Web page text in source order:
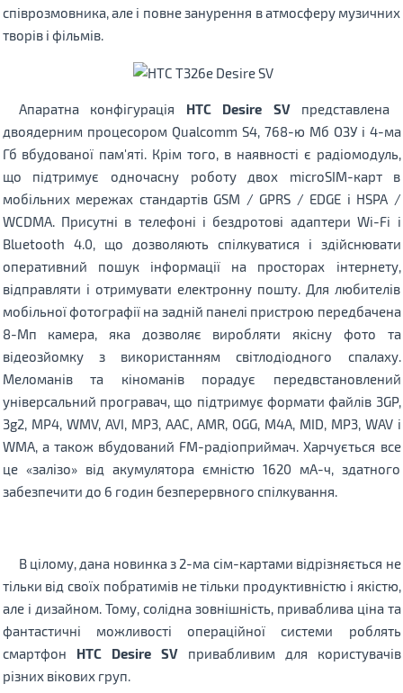
співрозмовника, але і повне занурення в атмосферу музичних
творів і фільмів.
Апаратна конфігурація HTC Desire SVпредставлена ​​
двоядерним процесором Qualcomm S4, 768-ю Мб ОЗУ і 4-ма
Гб вбудованої пам'яті. Крім того, в наявності є радіомодуль,
що підтримує одночасну роботу двох microSIM-карт в
мобільних мережах стандартів GSM / GPRS / EDGE і HSPA /
WCDMA. Присутні в телефоні і бездротові адаптери Wi-Fi і
Bluetooth 4.0, що дозволяють спілкуватися і здійснювати
оперативний пошук інформації на просторах інтернету,
відправляти і отримувати електронну пошту. Для любителів
мобільної фотографії на задній панелі пристрою передбачена
8-Мп камера, яка дозволяє виробляти якісну фото та
відеозйомку з використанням світлодіодного спалаху.
Меломанів та кіноманів порадує передвстановлений
універсальний програвач, що підтримує формати файлів 3GP,
3g2, MP4, WMV, AVI, MP3, AAC, AMR, OGG, M4A, MID, MP3, WAV і
WMA, а також вбудований FM-радіоприймач. Харчується все
це «залізо» від акумулятора ємністю 1620 мА-ч, здатного
забезпечити до 6 годин безперервного спілкування.
В цілому, дана новинка з 2-ма сім-картами відрізняється не
тільки від своїх побратимів не тільки продуктивністю і якістю,
але і дизайном. Тому, солідна зовнішність, приваблива ціна та
фантастичні можливості операційної системи роблять
смартфон HTC Desire SVпривабливим для користувачів
різних вікових груп.